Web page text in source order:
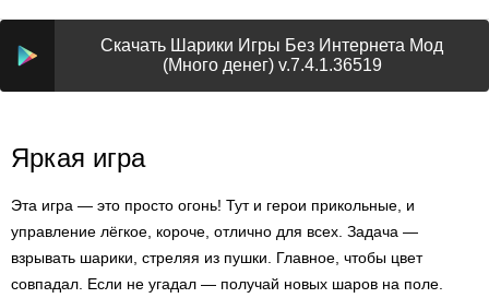
Скачать Шарики Игры Без Интернета Мод
(Много денег) v.7.4.1.36519
Яркая игра
Эта игра — это просто огонь! Тут и герои прикольные, и
управление лёгкое, короче, отлично для всех. Задача —
взрывать шарики, стреляя из пушки. Главное, чтобы цвет
совпадал. Если не угадал — получай новых шаров на поле.